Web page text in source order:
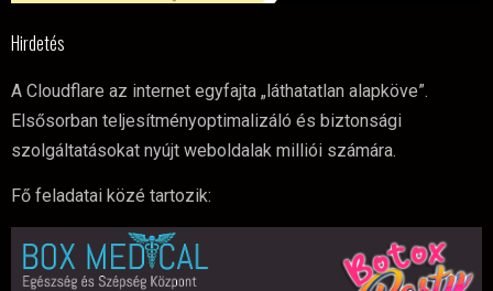
Hirdetés
​A Cloudflare az internet egyfajta „láthatatlan alapköve”.
Elsősorban teljesítményoptimalizáló és biztonsági
szolgáltatásokat nyújt weboldalak milliói számára.
Fő feladatai közé tartozik: